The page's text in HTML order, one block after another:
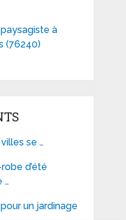
à
(76240)
se …
d’été
…
un jardinage